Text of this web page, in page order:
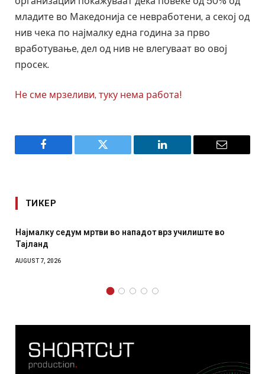
младите во Македонија се невработени, а секој од
нив чека по најмалку една година за прво
вработување, дел од нив не влегуваат во овој
просек.
Не сме мрзеливи, туку нема работа!
Facebook Twitter LinkedIn Email
ТИКЕР
СОЗИС: Украинците повеќе им веруваат на генералите
отколку на Зеленски
AUGUST 7, 2026